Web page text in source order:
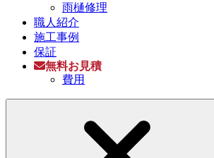
雨樋修理
職人紹介
施工事例
保証
無料お見積
費用